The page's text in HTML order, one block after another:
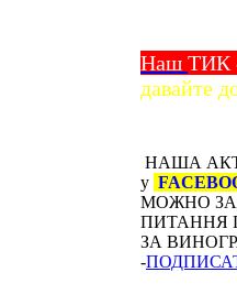
Наш ТИК
давайте
НАША
у
МОЖНО
ПИТАННЯ
ЗА
-